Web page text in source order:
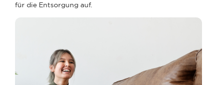
für die Entsorgung auf.